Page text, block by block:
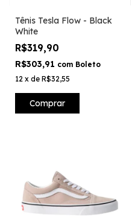
Tênis Tesla Flow - Black
White
R$319,90
R$303,91 com Boleto
12 x de R$32,55
Comprar